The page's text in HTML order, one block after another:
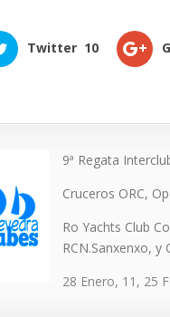
Twitter 10
9ª Regata
Cruceros ORC,
Ro Yachts Club
RCN.Sanxenxo, y
28 Enero, 11, 25